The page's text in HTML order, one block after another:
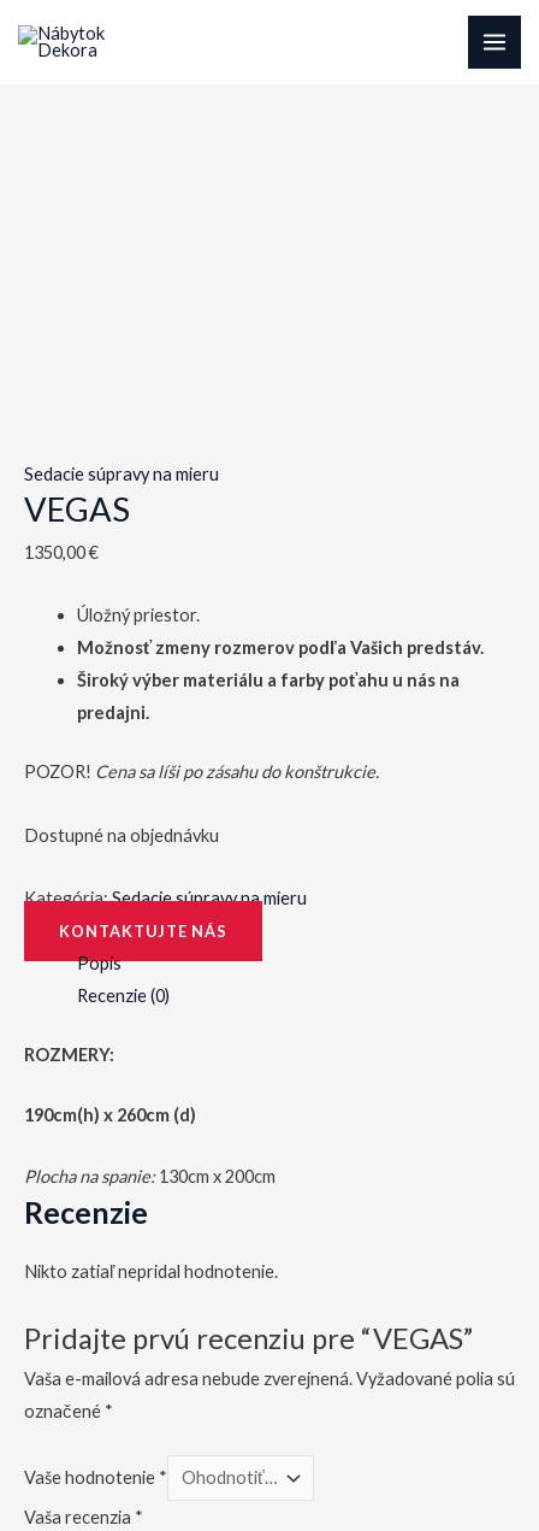
Sedacie súpravy na mieru
VEGAS
1350,00€
Úložný priestor.
Možnosť zmeny rozmerov podľa Vašich predstáv.
Široký výber materiálu a farby poťahu u nás na
predajni.
POZOR! Cena sa líši po zásahu do konštrukcie.
Dostupné na objednávku
Kategória:Sedacie súpravy na mieru
KONTAKTUJTE NÁS
Popis
Recenzie (0)
ROZMERY:
190cm(h) x 260cm (d)
Plocha na spanie:130cm x 200cm
Recenzie
Nikto zatiaľ nepridal hodnotenie.
Pridajte prvú recenziu pre “VEGAS”
Vaša e-mailová adresa nebude zverejnená.Vyžadované polia sú
označené *
Vaše hodnotenie *
Vaša recenzia *